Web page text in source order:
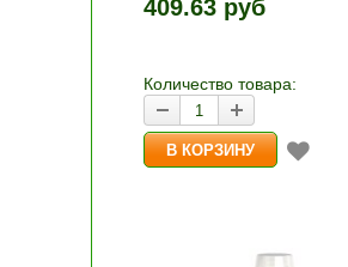
и «-». Выберите нужное
409.63 руб
Количество товара: